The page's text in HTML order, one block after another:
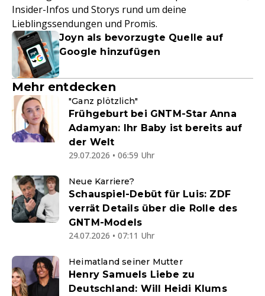
Insider-Infos und Storys rund um deine
Lieblingssendungen und Promis.
Joyn als bevorzugte Quelle auf
Google hinzufügen
Mehr entdecken
"Ganz plötzlich"
Frühgeburt bei GNTM-Star Anna
Adamyan: Ihr Baby ist bereits auf
der Welt
29.07.2026 • 06:59 Uhr
Neue Karriere?
Schauspiel-Debüt für Luis: ZDF
verrät Details über die Rolle des
GNTM-Models
24.07.2026 • 07:11 Uhr
Heimatland seiner Mutter
Henry Samuels Liebe zu
Deutschland: Will Heidi Klums